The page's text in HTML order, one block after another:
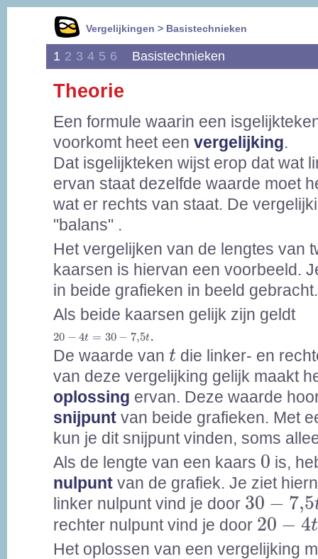
Vergelijkingen > Basistechnieken
1 2 3 4 5 6 Basistechnieken
Theorie
Een formule waarin een
voorkomt heet een vergelijking.
Dat isgelijkteken wijst erop dat wat
ervan staat dezelfde waarde moet
wat er rechts van staat. De
"balans" .
Het vergelijken van de lengtes van
kaarsen is hiervan een voorbeeld.
in beide grafieken in beeld gebracht.
Als beide kaarsen gelijk zijn geldt
20 − 4t = 30 − 7,5t
20 =30 7,5
.
De waarde van t
t die linker- en
van deze vergelijking gelijk maakt
oplossing ervan. Deze waarde
snijpunt van beide grafieken. Met
kun je dit snijpunt vinden, soms
Als de lengte van een kaars 0
0 is,
nulpunt van de grafiek. Je ziet
linker nulpunt vind je door 30 − 7,5
30-7,5t
rechter nulpunt vind je door 20 − 4t
20 4 t=
Het oplossen van een vergelijking